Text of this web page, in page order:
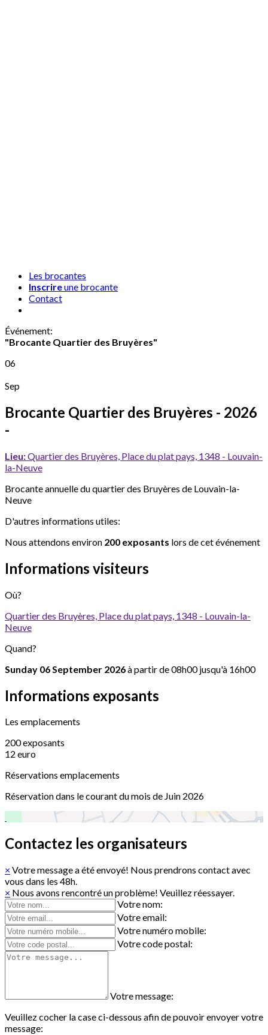
Les brocantes
Inscrireune brocante
Contact
Événement:
"Brocante Quartier des Bruyères"
06
Sep
Brocante Quartier des Bruyères - 2026
-
Lieu:Quartier des Bruyères, Place du plat pays, 1348 - Louvain-
la-Neuve
Brocante annuelle du quartier des Bruyères de Louvain-la-
Neuve
D'autres informations utiles:
Nous attendons environ 200 exposants lors de cet événement
Informations visiteurs
Où?
Quartier des Bruyères, Place du plat pays, 1348 - Louvain-la-
Neuve
Quand?
Sunday 06 September 2026à partir de 08h00 jusqu'à 16h00
Informations exposants
Les emplacements
200 exposants
12 euro
Réservations emplacements
Réservation dans le courant du mois de Juin 2026
Contactez les organisateurs
× Votre message a été envoyé! Nous prendrons contact avec
vous dans les 48h.
× Nous avons rencontré un problème! Veuillez réessayer.
Votre nom:
Votre email:
Votre numéro mobile:
Votre code postal:
Votre message:
Veuillez cocher la case ci-dessous afin de pouvoir envoyer votre
message: